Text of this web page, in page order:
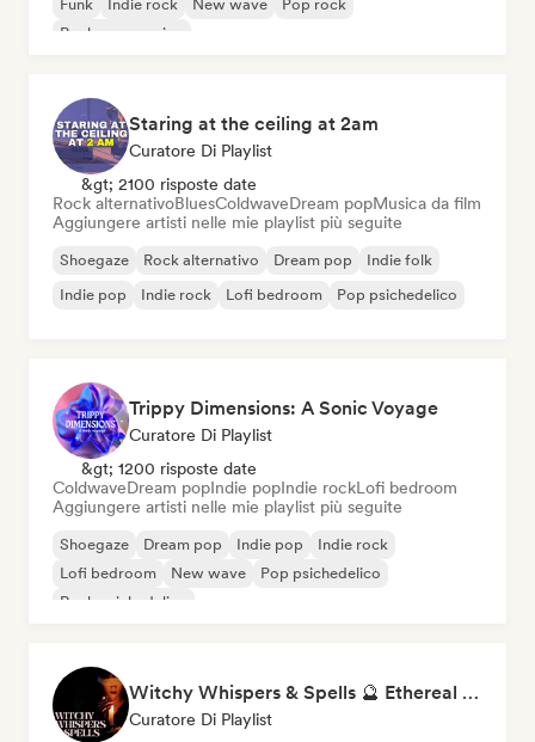
Funk
Indie rock New wave
Pop rock
Rock progressivo
Staring at the ceiling at 2am
Curatore Di Playlist
&gt; 2100 risposte date
Rock alternativoBluesColdwaveDream popMusica da film
Aggiungere artisti nelle mie playlist più seguite
Shoegaze Rock alternativo Dream pop
Indie folk
Indie pop
Indie rock Lofi bedroom Pop psichedelico
Trippy Dimensions: A Sonic Voyage
Curatore Di Playlist
&gt; 1200 risposte date
ColdwaveDream popIndie popIndie rockLofi bedroom
Aggiungere artisti nelle mie playlist più seguite
Shoegaze Dream pop Indie pop
Indie rock
Lofi bedroom
New wave
Pop psichedelico
Rock psichedelico
Witchy Whispers & Spells 🔮 Ethereal Art Pop & Dream Pop
Curatore Di Playlist